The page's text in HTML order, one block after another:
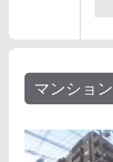
マンション